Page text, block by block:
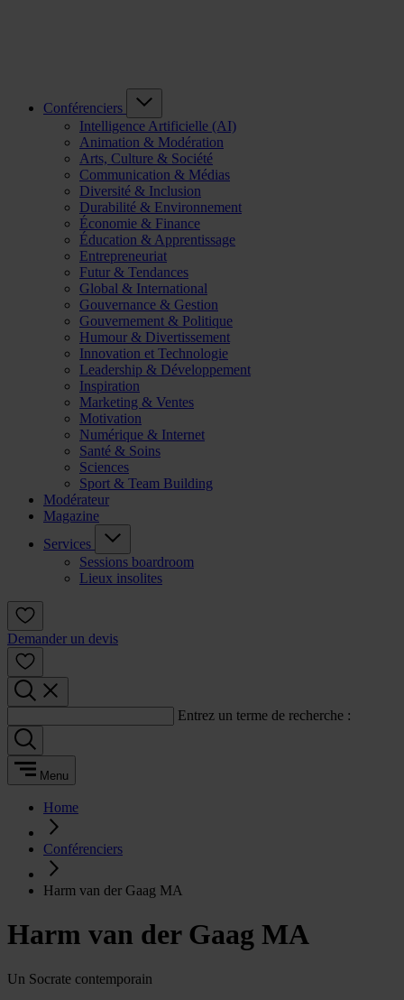
Conférenciers
Intelligence Artificielle (AI)
Animation & Modération
Arts, Culture & Société
Communication & Médias
Diversité & Inclusion
Durabilité & Environnement
Économie & Finance
Éducation & Apprentissage
Entrepreneuriat
Futur & Tendances
Global & International
Gouvernance & Gestion
Gouvernement & Politique
Humour & Divertissement
Innovation et Technologie
Leadership & Développement
Inspiration
Marketing & Ventes
Motivation
Numérique & Internet
Santé & Soins
Sciences
Sport & Team Building
Modérateur
Magazine
Services
Sessions boardroom
Lieux insolites
Demander un devis
Entrez un terme de recherche :
Menu
Home
Conférenciers
Harm van der Gaag MA
Harm van der Gaag MA
Un Socrate contemporain